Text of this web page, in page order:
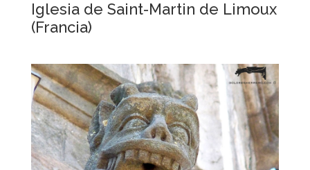
Iglesia de Saint-Martin de Limoux
(Francia)